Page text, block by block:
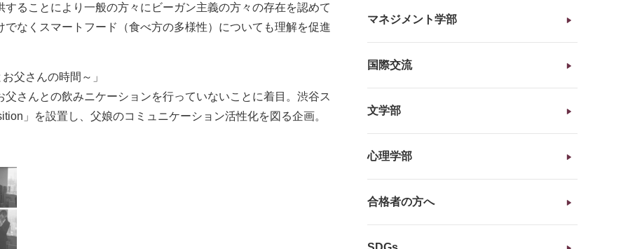
ることにより一般の方々にビーガン主義の方々の存在を認めて
なくスマートフード（食べ方の多様性）についても理解を促進
父さんの時間～」
さんとの飲みニケーションを行っていないことに着目。渋谷ス
」を設置し、父娘のコミュニケーション活性化を図る企画。
マネジメント学部
国際交流
文学部
心理学部
合格者の方へ